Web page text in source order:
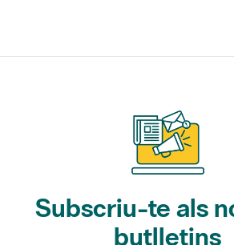
Subscriu-te als
butlletins
Gaudim als Parcs